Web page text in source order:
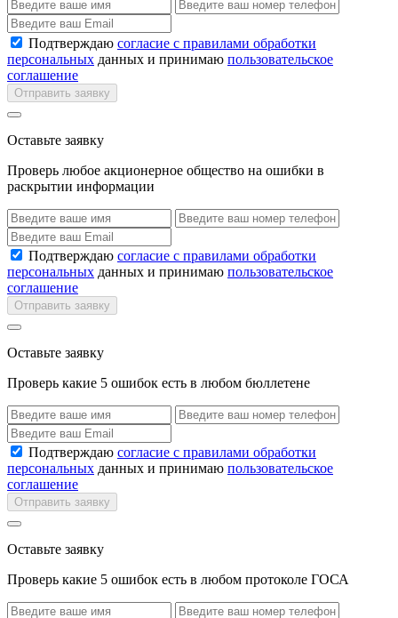
Подтверждаю согласие с правилами обработки
персональных данных и принимаю пользовательское
соглашение
Отправить заявку
Оставьте заявку
Проверь любое акционерное общество на ошибки в
раскрытии информации
Подтверждаю согласие с правилами обработки
персональных данных и принимаю пользовательское
соглашение
Отправить заявку
Оставьте заявку
Проверь какие 5 ошибок есть в любом бюллетене
Подтверждаю согласие с правилами обработки
персональных данных и принимаю пользовательское
соглашение
Отправить заявку
Оставьте заявку
Проверь какие 5 ошибок есть в любом протоколе ГОСА